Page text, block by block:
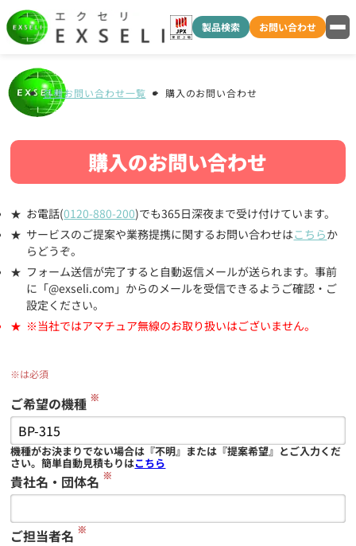
製品検索 お問い合わせ
各種お問い合わせ一覧 購入のお問い合わせ
購入のお問い合わせ
お電話(0120-880-200)でも365日深夜まで受け付けています。
サービスのご提案や業務提携に関するお問い合わせはこちらか
らどうぞ。
フォーム送信が完了すると自動返信メールが送られます。事前
に「@exseli.com」からのメールを受信できるようご確認・ご
設定ください。
※当社ではアマチュア無線のお取り扱いはございません。
※は必須
ご希望の機種 ※
機種がお決まりでない場合は『不明』または『提案希望』とご入力くだ
さい。簡単自動見積もりはこちら
貴社名・団体名 ※
ご担当者名 ※